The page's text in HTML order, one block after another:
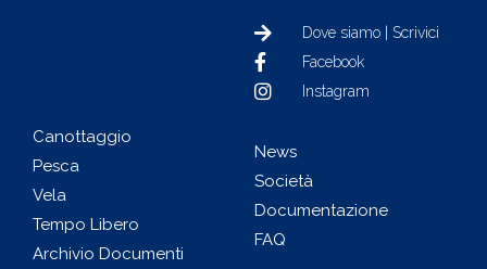
Dove siamo | Scrivici
Facebook
Instagram
Canottaggio
Pesca
Vela
Tempo Libero
Archivio Documenti
News
Società
Documentazione
FAQ